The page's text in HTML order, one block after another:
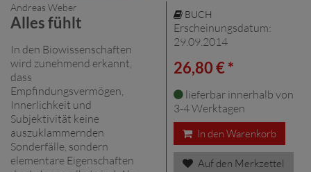
Andreas Weber
Alles fühlt
In den Biowissenschaften
wird zunehmend erkannt,
dass
Empfindungsvermögen,
Innerlichkeit und
Subjektivität keine
auszuklammernden
Sonderfälle, sondern
elementare Eigenschaften
BUCH
Erscheinungsdatum:
29.09.2014
26,80 € *
lieferbar innerhalb von
3-4 Werktagen
In den Warenkorb
Auf den Merkzettel